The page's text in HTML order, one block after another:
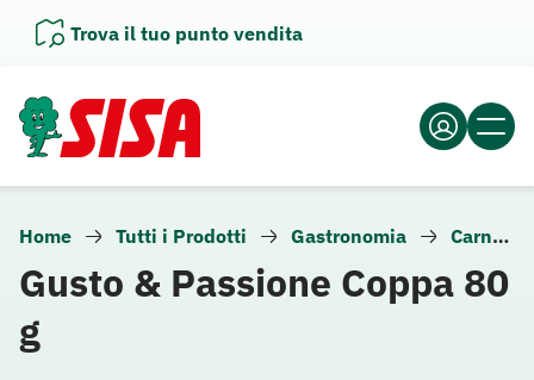
Trova il tuo punto vendita
Home Tutti i Prodotti Gastronomia Carne e altra gastronomia
Gusto & Passione Coppa 80
g